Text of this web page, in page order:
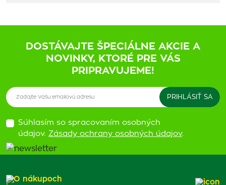
DOSTÁVAJTE ŠPECIÁLNE AKCIE A
NOVINKY, KTORÉ PRE VÁS
PRIPRAVUJEME!
Súhlasím so spracovaním osobných
údajov. Zásady ochrany osobných údajov.
O nákupoch